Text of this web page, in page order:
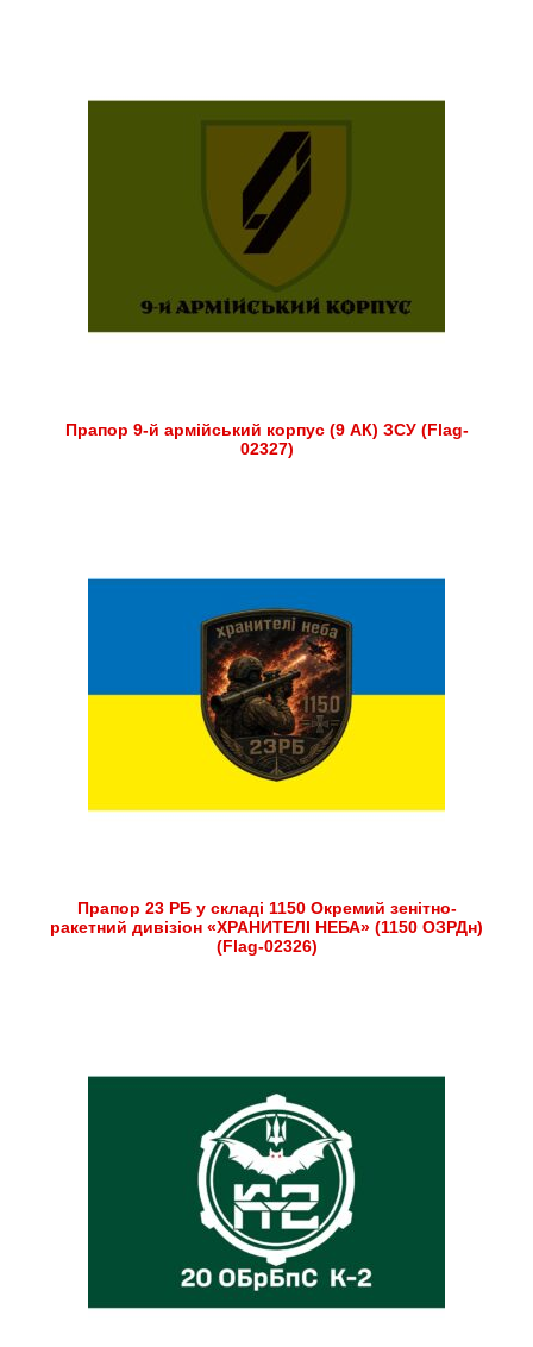
Прапор 9-й армійський корпус (9 АК) ЗСУ (Flag-
02327)
Прапор 23 РБ у складі 1150 Окремий зенітно-
ракетний дивізіон «ХРАНИТЕЛІ НЕБА» (1150 ОЗРДн)
(Flag-02326)